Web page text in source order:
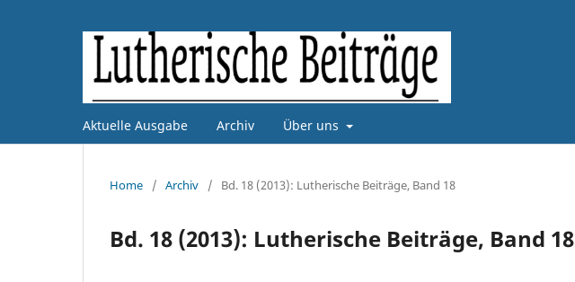
Aktuelle Ausgabe Archiv Über uns
Home / Archiv / Bd. 18 (2013): Lutherische Beiträge, Band 18
Bd. 18 (2013): Lutherische Beiträge, Band 18